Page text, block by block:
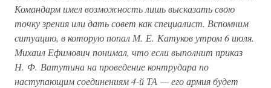
Командарм имел возможность лишь высказать свою
точку зрения или дать совет как специалист. Вспомним
ситуацию, в которую попал М. Е. Катуков утром 6 июля.
Михаил Ефимович понимал, что если выполнит приказ
Н. Ф. Ватутина на проведение контрудара по
наступающим соединениям 4-й ТА — его армия будет